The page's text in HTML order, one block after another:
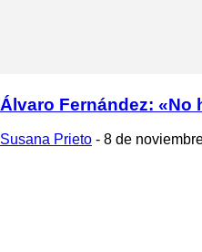
Álvaro Fernández: «No
Susana Prieto - 8 de